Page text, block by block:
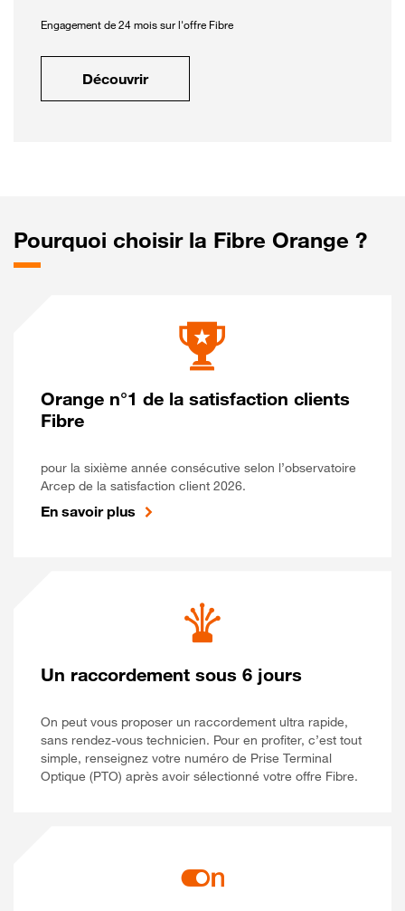
Engagement de 24 mois sur l'offre Fibre
Découvrir
Pourquoi choisir la Fibre Orange ?
Orange n°1 de la satisfaction clients
Fibre
pour la sixième année consécutive selon l’observatoire
Arcep de la satisfaction client 2026.
En savoir plus
Un raccordement sous 6 jours
On peut vous proposer un raccordement ultra rapide,
sans rendez-vous technicien. Pour en profiter, c’est tout
simple, renseignez votre numéro de Prise Terminal
Optique (PTO) après avoir sélectionné votre offre Fibre.